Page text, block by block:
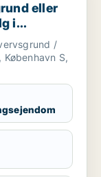
eller
i
Ørestad
/
København S,